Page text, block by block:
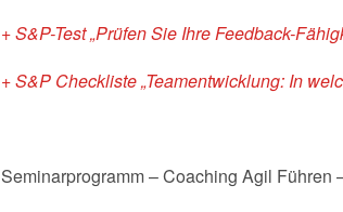
+ S&P-Test „Prüfen Sie Ihre Feedback-
+ S&P Checkliste „Teamentwicklung: In
Seminarprogramm – Coaching Agil Führen